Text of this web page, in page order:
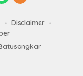
Disclaimer